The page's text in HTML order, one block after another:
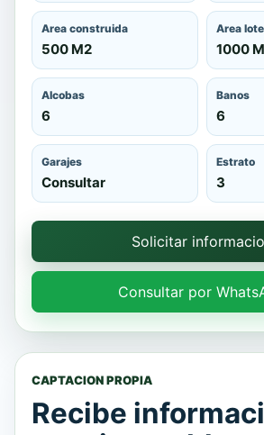
Area construida
500 M2
Area lote
1000
Alcobas
6
Banos
6
Garajes
Consultar
Estrato
3
Solicitar
Consultar por
CAPTACION PROPIA
Recibe